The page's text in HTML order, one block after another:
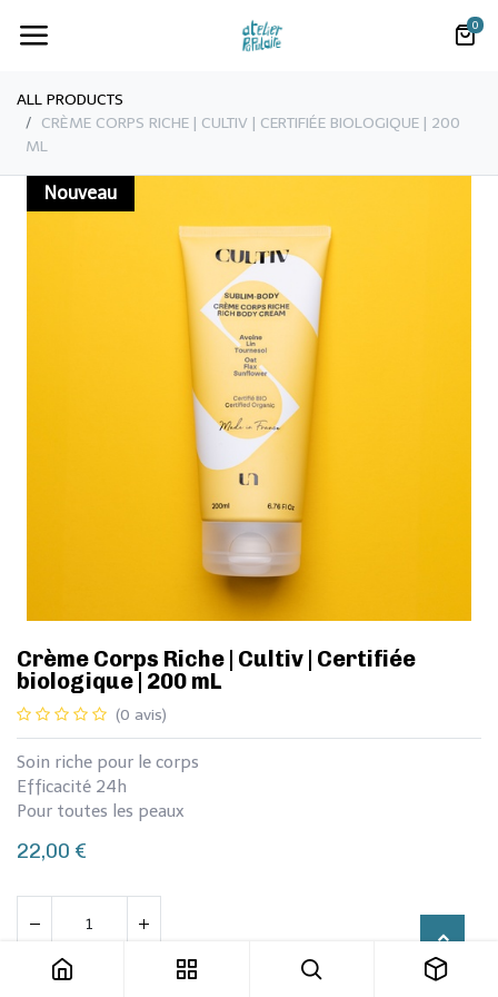
0
ALL PRODUCTS
CRÈME CORPS RICHE | CULTIV | CERTIFIÉE BIOLOGIQUE | 200
ML
Nouveau
Crème Corps Riche | Cultiv | Certifiée
biologique | 200 mL
(0 avis)
Soin riche pour le corps
Efficacité 24h
Pour toutes les peaux
22,00 €